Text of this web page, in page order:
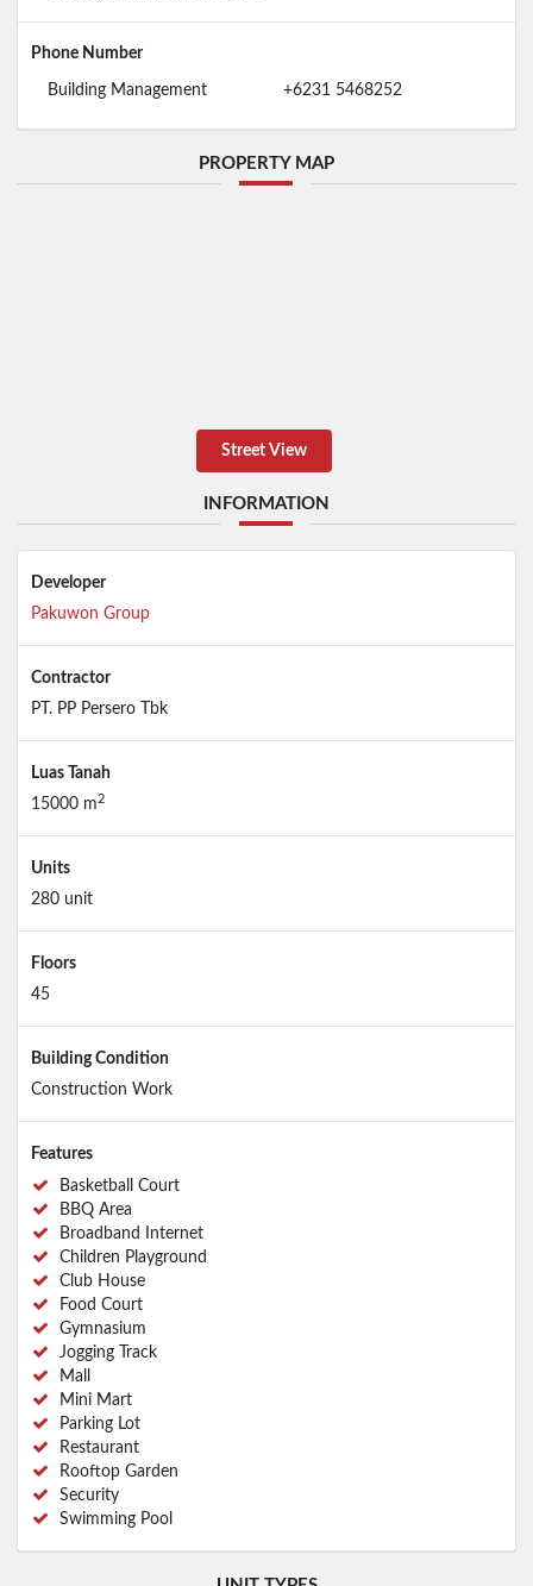
Phone Number
Building Management +6231 5468252
PROPERTY MAP
Street View
INFORMATION
Developer
Pakuwon Group
Contractor
PT. PP Persero Tbk
Luas Tanah
15000 m 2
Units
280 unit
Floors
45
Building Condition
Construction Work
Features
Basketball Court
BBQ Area
Broadband Internet
Children Playground
Club House
Food Court
Gymnasium
Jogging Track
Mall
Mini Mart
Parking Lot
Restaurant
Rooftop Garden
Security
Swimming Pool